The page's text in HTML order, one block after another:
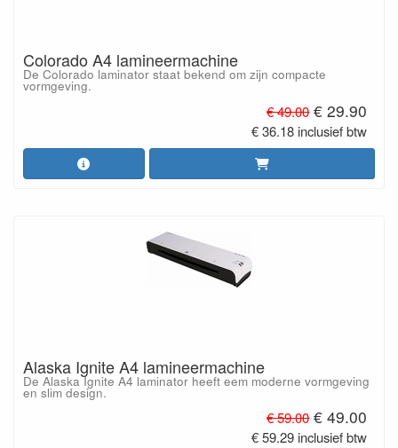
Colorado A4 lamineermachine
De Colorado laminator staat bekend om zijn compacte
vormgeving.
€ 49.00 € 29.90
€ 36.18 inclusief btw
Alaska Ignite A4 lamineermachine
De Alaska Ignite A4 laminator heeft eem moderne vormgeving
en slim design.
€ 59.00 € 49.00
€ 59.29 inclusief btw